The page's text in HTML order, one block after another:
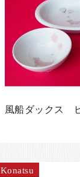
風船ダックス
Konatsu